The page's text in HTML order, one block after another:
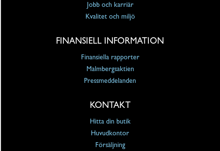
Jobb och karriär
Kvalitet och miljö
FINANSIELL INFORMATION
Finansiella rapporter
Malmbergsaktien
Pressmeddelanden
KONTAKT
Hitta din butik
Huvudkontor
Försäljning